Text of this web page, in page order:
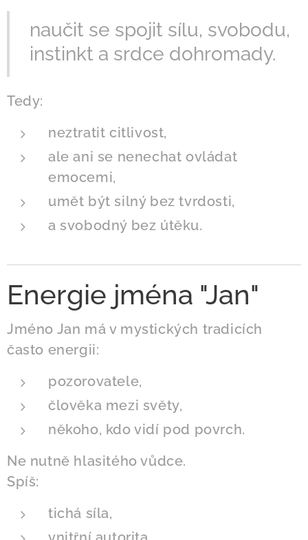
naučit se spojit sílu, svobodu,
instinkt a srdce dohromady.
Tedy:
neztratit citlivost,
ale ani se nenechat ovládat
emocemi,
umět být silný bez tvrdosti,
a svobodný bez útěku.
Energie jména "Jan"
Jméno Jan má v mystických tradicích
často energii:
pozorovatele,
člověka mezi světy,
někoho, kdo vidí pod povrch.
Ne nutně hlasitého vůdce.
Spíš:
tichá síla,